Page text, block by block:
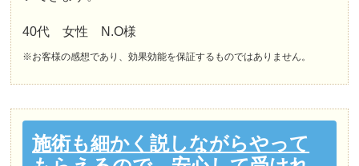
40代 女性 N.O様
※お客様の感想であり、効果効能を保証するものではありません。
施術も細かく説しながらやって